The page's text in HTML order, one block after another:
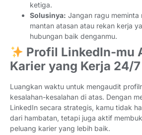
ketiga.
Solusinya: Jangan ragu meminta
mantan atasan atau rekan kerja
hubungan baik denganmu.
Profil LinkedIn-mu
Karier yang Kerja 24/7
Luangkan waktu untuk mengaudit
kesalahan-kesalahan di atas. Dengan
LinkedIn secara strategis, kamu tidak
dari hambatan, tetapi juga aktif
peluang karier yang lebih baik.